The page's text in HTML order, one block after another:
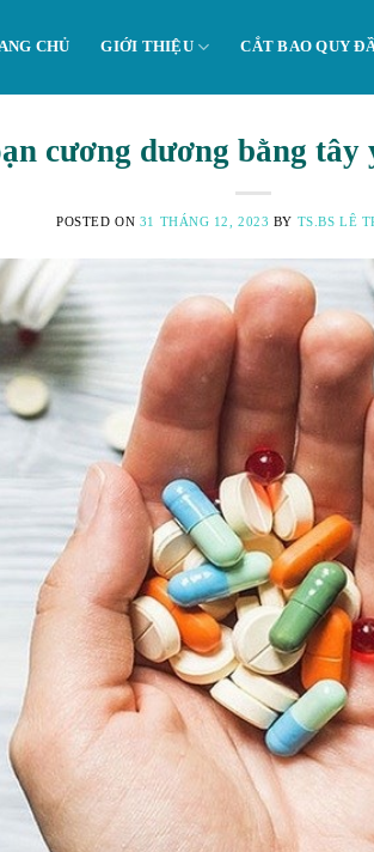
CHỦ GIỚI THIỆU CẮT BAO QUY
cương dương bằng tây
POSTED ON 31 THÁNG 12, 2023 BY TS.BS LÊ